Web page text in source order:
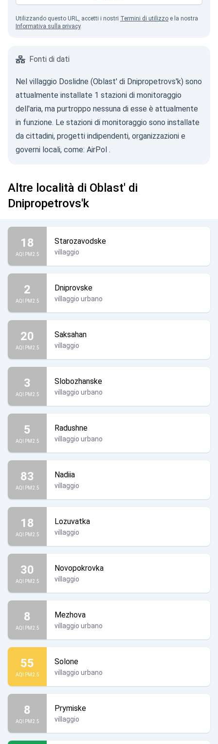
Utilizzando questo URL, accetti i nostri Termini di utilizzo e la nostra
Informativa sulla privacy.
Fonti di dati
Nel villaggio Doslidne (Oblast' di Dnipropetrovs'k) sono
attualmente installate 1 stazioni di monitoraggio
dell'aria, ma purtroppo nessuna di esse è attualmente
in funzione. Le stazioni di monitoraggio sono installate
da cittadini, progetti indipendenti, organizzazioni e
governi locali, come: AirPol .
Altre località di Oblast' di
Dnipropetrovs'k
18
AQI PM2.5
Starozavodske
villaggio
2
AQI PM2.5
Dniprovske
villaggio urbano
20
AQI PM2.5
Saksahan
villaggio
3
AQI PM2.5
Slobozhanske
villaggio urbano
5
AQI PM2.5
Radushne
villaggio urbano
83
AQI PM2.5
Nadiia
villaggio
18
AQI PM2.5
Lozuvatka
villaggio
30
AQI PM2.5
Novopokrovka
villaggio
8
AQI PM2.5
Mezhova
villaggio urbano
55
AQI PM2.5
Solone
villaggio urbano
8
AQI PM2.5
Prymiske
villaggio